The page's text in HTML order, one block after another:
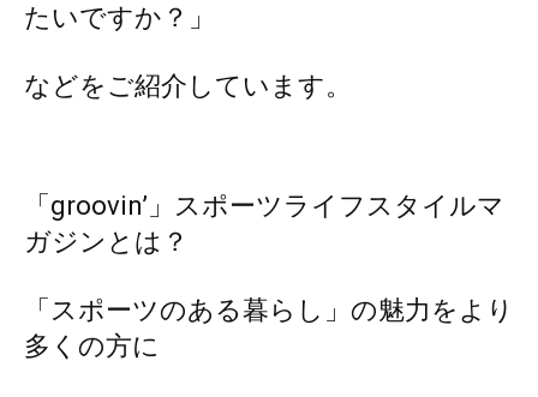
たいですか？」
などをご紹介しています。
「groovin’」スポーツライフスタイルマ
ガジンとは？
「スポーツのある暮らし」の魅力をより
多くの方に